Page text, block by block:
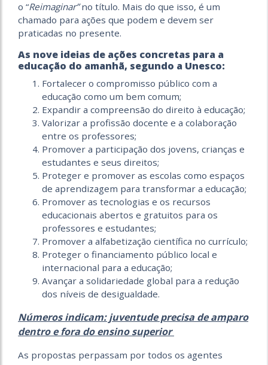
o “Reimaginar”no título. Mais do que isso, é um
chamado para ações que podem e devem ser
praticadas no presente.
As nove ideias de ações concretas para a
educação do amanhã, segundo a Unesco:
Fortalecer o compromisso público com a
educação como um bem comum;
Expandir a compreensão do direito à educação;
Valorizar a profissão docente e a colaboração
entre os professores;
Promover a participação dos jovens, crianças e
estudantes e seus direitos;
Proteger e promover as escolas como espaços
de aprendizagem para transformar a educação;
Promover as tecnologias e os recursos
educacionais abertos e gratuitos para os
professores e estudantes;
Promover a alfabetização científica no currículo;
Proteger o financiamento público local e
internacional para a educação;
Avançar a solidariedade global para a redução
dos níveis de desigualdade.
Números indicam: juventude precisa de amparo
dentro e fora do ensino superior
As propostas perpassam por todos os agentes